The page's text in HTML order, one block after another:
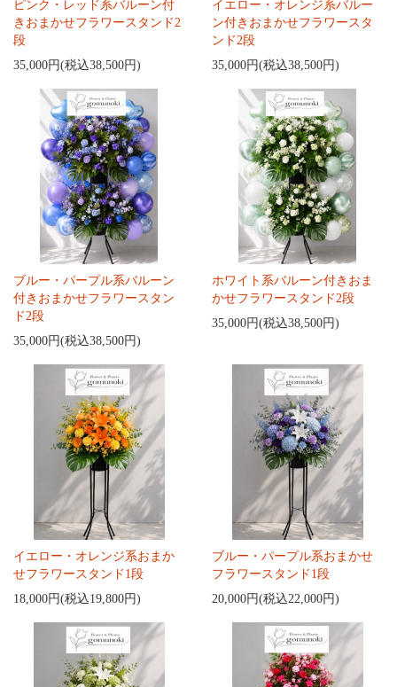
ピンク・レッド系バルーン付
きおまかせフラワースタンド2
段
35,000円(税込38,500円)
イエロー・オレンジ系バルー
ン付きおまかせフラワースタ
ンド2段
35,000円(税込38,500円)
ブルー・パープル系バルーン
付きおまかせフラワースタン
ド2段
35,000円(税込38,500円)
ホワイト系バルーン付きおま
かせフラワースタンド2段
35,000円(税込38,500円)
イエロー・オレンジ系おまか
せフラワースタンド1段
18,000円(税込19,800円)
ブルー・パープル系おまかせ
フラワースタンド1段
20,000円(税込22,000円)